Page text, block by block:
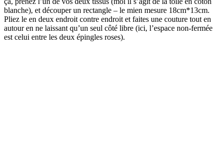
blanche), et découper un rectangle – le mien mesure 18cm*13cm.
Pliez le en deux endroit contre endroit et faites une couture tout en
autour en ne laissant qu’un seul côté libre (ici, l’espace non-fermée
est celui entre les deux épingles roses).